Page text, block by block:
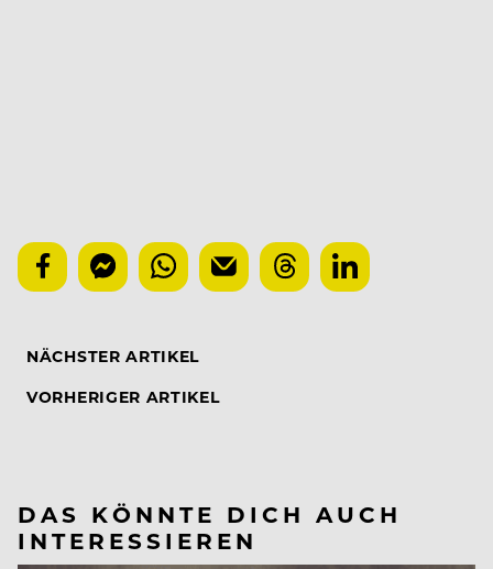
NÄCHSTER ARTIKEL
VORHERIGER ARTIKEL
DAS KÖNNTE DICH AUCH
INTERESSIEREN